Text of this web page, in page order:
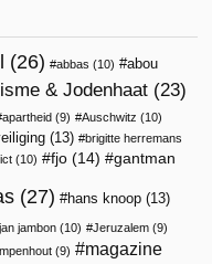
(26) abbas (10)
abou
& Jodenhaat (23)
apartheid (9) Auschwitz (10)
(13)
brigitte herremans
(10) fjo (14) gantman
(27) hans knoop (13)
jan jambon (10) Jeruzalem (9)
(9)
magazine